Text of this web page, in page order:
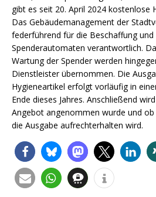
gibt es seit 20. April 2024 kostenlose
Das Gebäudemanagement der
federführend für die Beschaffung
Spenderautomaten verantwortlich.
Wartung der Spender werden
Dienstleister übernommen. Die
Hygieneartikel erfolgt vorläufig in
Ende dieses Jahres. Anschließend
Angebot angenommen wurde und
die Ausgabe aufrechterhalten wird.